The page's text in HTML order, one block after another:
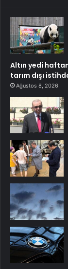
Altın yedi
tarım dışı
Ağustos 8, 2026